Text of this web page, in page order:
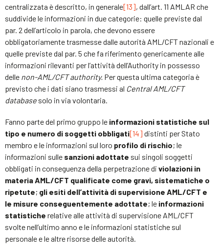
centralizzata è descritto, in generale[13], dall’art. 11 AMLAR che
suddivide le informazioni in due categorie: quelle previste dal
par. 2 dell’articolo in parola, che devono essere
obbligatoriamente trasmesse dalle autorità AML/CFT nazionali e
quelle previste dal par. 5 che fa riferimento genericamente alle
informazioni rilevanti per l’attività dell’Authority in possesso
delle non-AML/CFT authority. Per questa ultima categoria è
previsto che i dati siano trasmessi al Central AML/CFT
database solo in via volontaria.
Fanno parte del primo gruppo le informazioni statistiche sul
tipo e numero di soggetti obbligati[14] distinti per Stato
membro e le informazioni sul loro profilo di rischio; le
informazioni sulle sanzioni adottate sui singoli soggetti
obbligati in conseguenza della perpetrazione di violazioni in
materia AML/CFT qualificate come gravi, sistematiche o
ripetute; gli esiti dell’attività di supervisione AML/CFT e
le misure conseguentemente adottate; le informazioni
statistiche relative alle attività di supervisione AML/CFT
svolte nell’ultimo anno e le informazioni statistiche sul
personale e le altre risorse delle autorità.